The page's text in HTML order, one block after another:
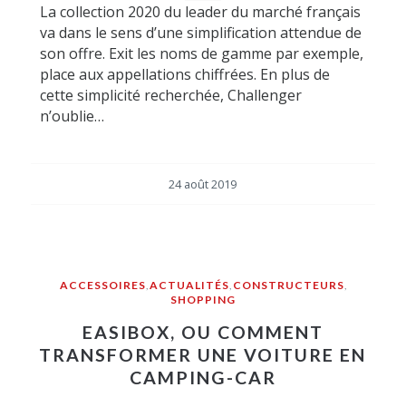
La collection 2020 du leader du marché français
va dans le sens d’une simplification attendue de
son offre. Exit les noms de gamme par exemple,
place aux appellations chiffrées. En plus de
cette simplicité recherchée, Challenger
n’oublie…
24 août 2019
ACCESSOIRES ACTUALITÉS CONSTRUCTEURS
SHOPPING
EASIBOX, OU COMMENT
TRANSFORMER UNE VOITURE EN
CAMPING-CAR